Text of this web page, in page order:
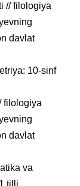
// filologiya
davlat
10-sinf
filologiya
davlat
va